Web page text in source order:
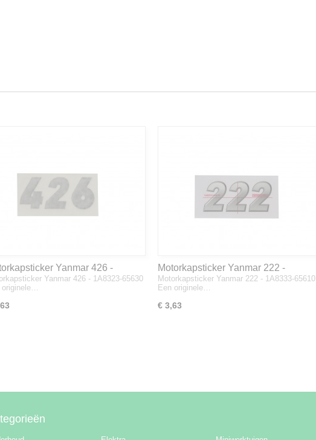
Yanmar 426 -
65630Yanmar 426 - 1A8323-65630
originele…
Motorkapsticker Yanmar 222 -
1A8333-65610
Motorkapsticker Yanmar 222 - 1A8333-65610
Een originele…
€ 3,63